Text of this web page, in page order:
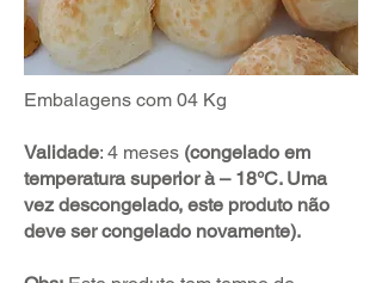
Embalagens com 04 Kg
Validade: 4 meses (congelado em
temperatura superior à – 18°C. Uma
vez descongelado, este produto não
deve ser congelado novamente).